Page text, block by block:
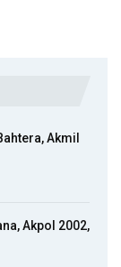
Akmil
Akpol 2002,